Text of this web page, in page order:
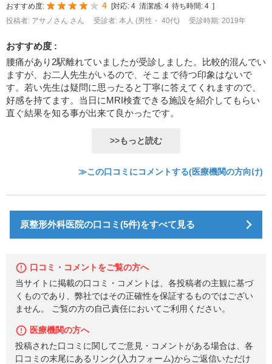
おすすめ度: 4 対応: 4 清潔感: 4 待ち時間: 4
投稿者: アサノさん さん
受診者: 本人 (男性・ 40代) 受診時期: 2019年
おすすめ度 :
腰痛があり2駅離れていましたが受診しました。比較的混んでい
ますが、お二人先生がいるので、そこまで待つ印象はないで
す。若い先生は疑問に思ったると丁寧に答えてくれますので、
好感を持てます。当日にMRI検査できる施設を紹介してもらい
直ぐ結果を知る事が出来て良かったです。
>>もっと読む
≫この口コミにコメントする(医療機関の方向け)
原整形外科医院の口コミ(5件)をすべて見る
口コミ・コメントをご覧の方へ
当サイトに掲載の口コミ・コメントは、各投稿者の主観に基づ
くものであり、弊社ではその正確性を保証するものではござい
ません。 ご覧の方の自己責任においてご利用ください。
医療機関の方へ
投稿された口コミに関してご意見・コメントがある場合は、各
口コミの末尾にあるリンク(入力フォーム)からご返信いただけ